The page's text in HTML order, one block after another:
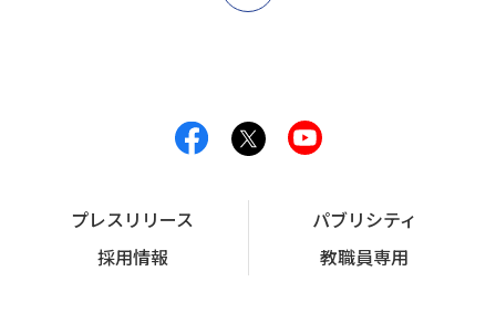
プレスリリース
パブリシティ
採用情報
教職員専用